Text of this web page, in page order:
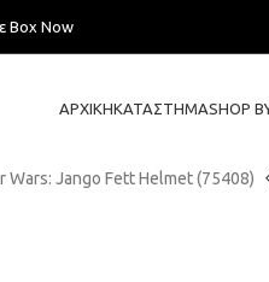
Box Now
ΑΡΧΙΚΉΚΑΤΆΣΤΗΜΑSHOP
Wars: Jango Fett Helmet (75408)